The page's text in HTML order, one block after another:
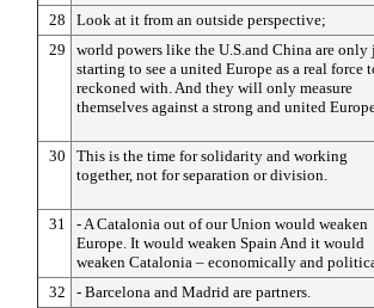
28
Look at it from an outside perspective;
29
world powers like the U.S.and China are only
starting to see a united Europe as a real force
reckoned with. And they will only measure
themselves against a strong and united
30
This is the time for solidarity and working
together, not for separation or division.
31
- A Catalonia out of our Union would weaken
Europe. It would weaken Spain And it would
weaken Catalonia – economically and
32
- Barcelona and Madrid are partners.